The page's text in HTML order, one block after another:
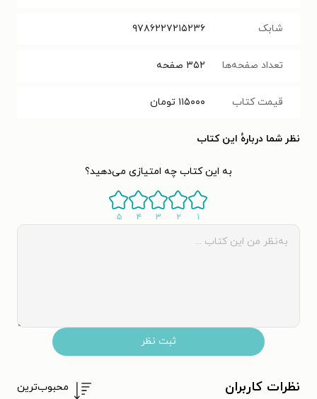
شابک ۹۷۸۶۲۲۷۲۱۵۲۳۶
تعداد صفحه‌ها ۳۵۲ صفحه
قیمت کتاب ۱۱۵۰۰۰ تومان
نظر شما دربارهٔ این کتاب
به این کتاب چه امتیازی می‌دهید؟
۱ ۲ ۳ ۴ ۵
ثبت نظر
نظرات کاربران محبوب‌ترین